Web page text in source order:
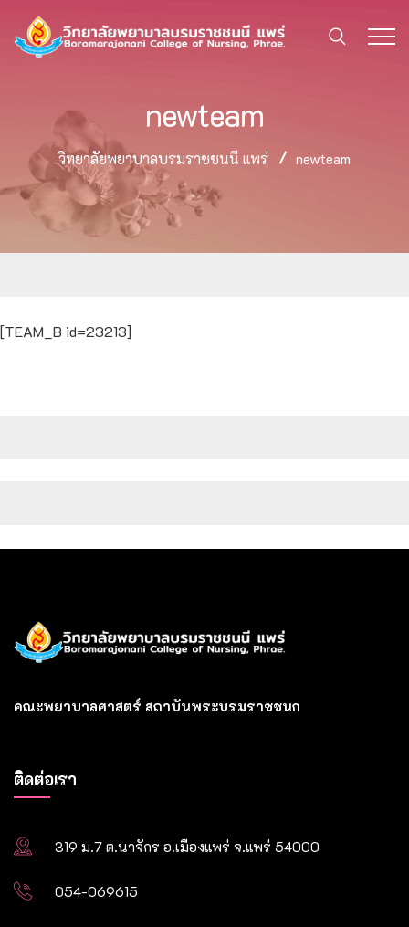
newteam
วิทยาลัยพยาบาลบรมราชชนนี แพร่ newteam
[TEAM_B id=23213]
คณะพยาบาลศาสตร์ สถาบันพระบรมราชชนก
ติดต่อเรา
319 ม.7 ต.นาจักร อ.เมืองแพร่ จ.แพร่ 54000
054-069615